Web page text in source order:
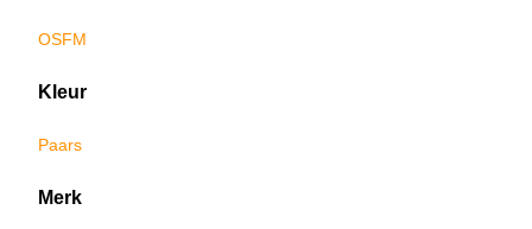
OSFM
Kleur
Paars
Merk